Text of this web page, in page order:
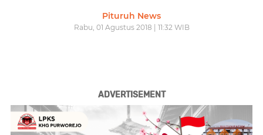
Pituruh News
Rabu, 01 Agustus 2018 | 11:32 WIB
ADVERTISEMENT